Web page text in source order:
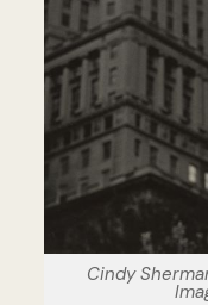
Cindy